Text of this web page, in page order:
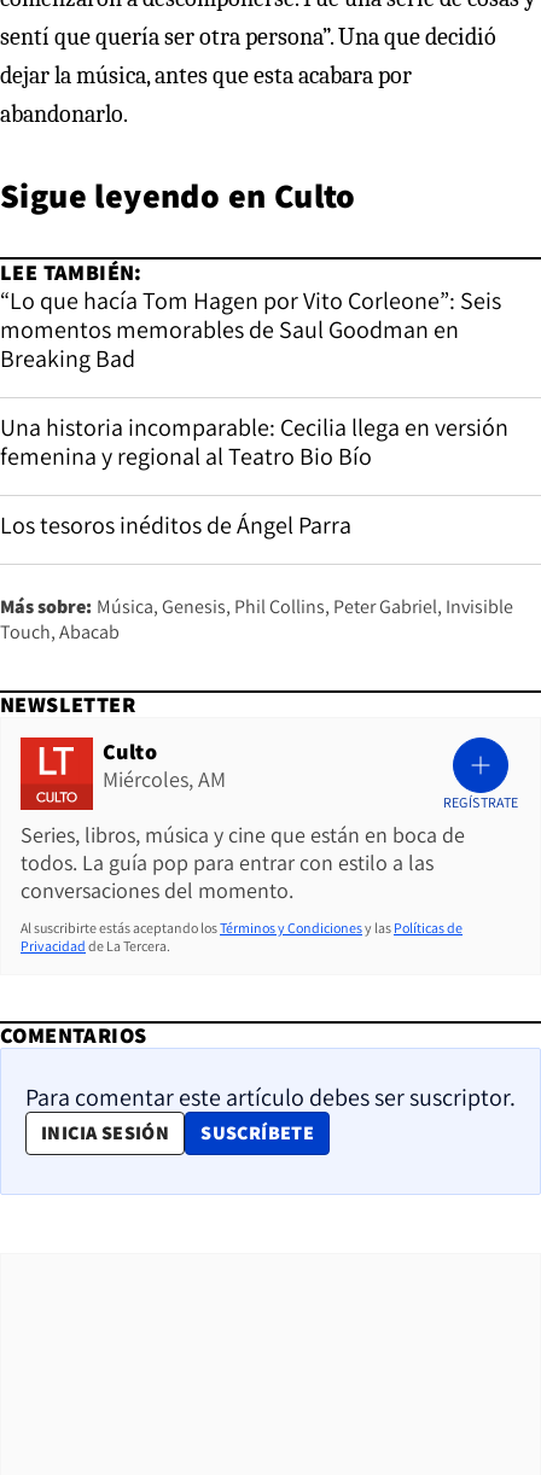
sentí que quería ser otra persona”. Una que decidió
dejar la música, antes que esta acabara por
abandonarlo.
Sigue leyendo en Culto
LEE TAMBIÉN:
“Lo que hacía Tom Hagen por Vito Corleone”: Seis
momentos memorables de Saul Goodman en
Breaking Bad
Una historia incomparable: Cecilia llega en versión
femenina y regional al Teatro Bio Bío
Los tesoros inéditos de Ángel Parra
Más sobre: Música Genesis Phil Collins Peter Gabriel Invisible
Touch Abacab
NEWSLETTER
Culto
Miércoles, AM
Series, libros, música y cine que están en boca de
todos. La guía pop para entrar con estilo a las
conversaciones del momento.
REGÍSTRATE
Al suscribirte estás aceptando losTérminos y Condicionesy las Políticas de
Privacidad de La Tercera.
COMENTARIOS
Para comentar este artículo debes ser suscriptor.
INICIA SESIÓN SUSCRÍBETE
OPENS IN NEW WINDOW